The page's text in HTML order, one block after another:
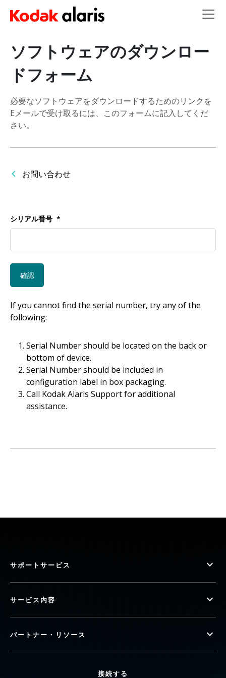
Skip to main content
ソフトウェアのダウンロー
ドフォーム
必要なソフトウェアをダウンロードするためのリンクを
Eメールで受け取るには、このフォームに記入してくだ
さい。
お問い合わせ
シリアル番号
If you cannot find the serial number, try any of the
following:
Serial Number should be located on the back or
bottom of device.
Serial Number should be included in
configuration label in box packaging.
Call Kodak Alaris Support for additional
assistance.
サポートサービス
サービス内容
パートナー・リソース
接続する